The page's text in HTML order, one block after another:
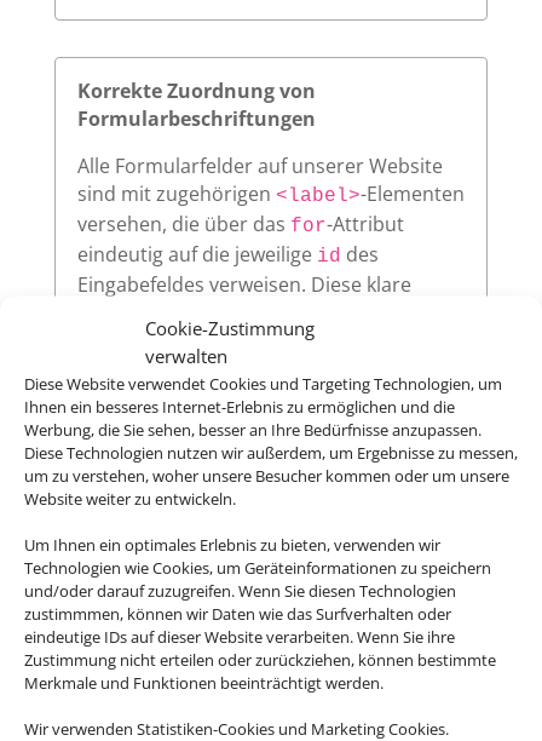
Cookie-Zustimmung
verwalten
Diese Website verwendet Cookies und Targeting Technologien, um
Ihnen ein besseres Internet-Erlebnis zu ermöglichen und die
Werbung, die Sie sehen, besser an Ihre Bedürfnisse anzupassen.
Diese Technologien nutzen wir außerdem, um Ergebnisse zu messen,
um zu verstehen, woher unsere Besucher kommen oder um unsere
Website weiter zu entwickeln.
Um Ihnen ein optimales Erlebnis zu bieten, verwenden wir
Technologien wie Cookies, um Geräteinformationen zu speichern
und/oder darauf zuzugreifen. Wenn Sie diesen Technologien
zustimmmen, können wir Daten wie das Surfverhalten oder
eindeutige IDs auf dieser Website verarbeiten. Wenn Sie ihre
Zustimmung nicht erteilen oder zurückziehen, können bestimmte
Merkmale und Funktionen beeinträchtigt werden.
Wir verwenden Statistiken-Cookies und Marketing Cookies.
Korrekte Zuordnung von
Formularbeschriftungen
Alle Formularfelder auf unserer Website
sind mit zugehörigen <label>-Elementen
versehen, die über das for-Attribut
eindeutig auf die jeweilige id des
Eingabefeldes verweisen. Diese klare
Nutzerfreundlichkeit und sorgt dafür,
dass assistive Technologien wie
Screenreader die Beschriftungen korrekt
vorlesen.
Alle interaktiven Elemente auf unserer
Website – wie Links, Buttons oder
Formularfelder – zeigen klar sichtbar an,
wenn sie per Tastatur ausgewählt werden.
So ermöglichen wir eine vollständige